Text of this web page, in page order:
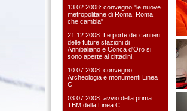
13.02.2008: convegno "le nuove
metropolitane di Roma: Roma
che cambia"
21.12.2008: Le porte dei cantieri
delle future stazioni di
Annibaliano e Conca d'Oro si
sono aperte ai cittadini.
10.07.2008: convegno
Archeologia e monumenti Linea
C
03.07.2008: avvio della prima
TBM della Linea C